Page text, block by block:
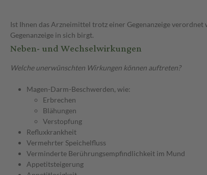
Ist Ihnen das Arzneimittel trotz einer Gegenanzeige
Gegenanzeige in sich birgt.
Neben- und Wechselwirkungen
Welche unerwünschten Wirkungen können auftreten?
Magen-Darm-Beschwerden, wie:
Erbrechen
Blähungen
Verstopfung
Refluxkrankheit
Vermehrter Speichelfluss
Verminderte Berührungsempfindlichkeit im Mund
Appetitsteigerung